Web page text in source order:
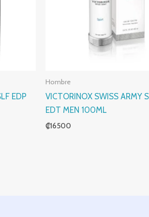
EDP
Hombre
VICTORINOX SWISS ARMY
EDT MEN 100ML
₡16500